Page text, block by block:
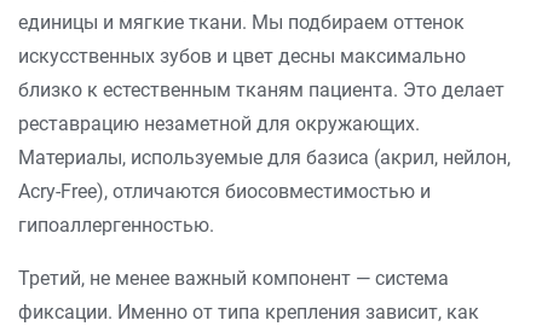
единицы и мягкие ткани. Мы подбираем оттенок
искусственных зубов и цвет десны максимально
близко к естественным тканям пациента. Это делает
реставрацию незаметной для окружающих.
Материалы, используемые для базиса (акрил, нейлон,
Acry-Free), отличаются биосовместимостью и
гипоаллергенностью.
Третий, не менее важный компонент — система
фиксации. Именно от типа крепления зависит, как